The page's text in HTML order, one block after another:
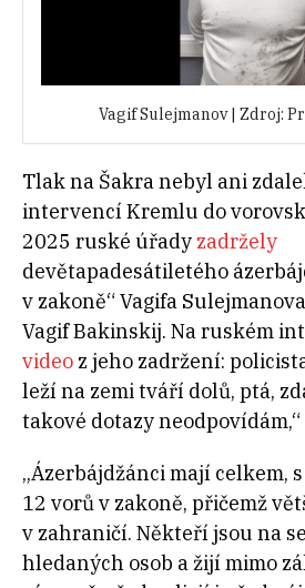
Vagif Sulejmanov | Zdroj:
Tlak na Šakra nebyl ani
intervencí Kremlu do
2025 ruské úřady zadržely
devětapadesátiletého
v zakoně“ Vagifa
Vagif Bakinskij. Na ruském
video z jeho zadržení:
leží na zemi tváří dolů, ptá,
takové dotazy
„Ázerbájdžánci mají celkem,
12 vorů v zakoně, přičemž
v zahraničí. Někteří jsou na
hledaných osob a žijí mimo